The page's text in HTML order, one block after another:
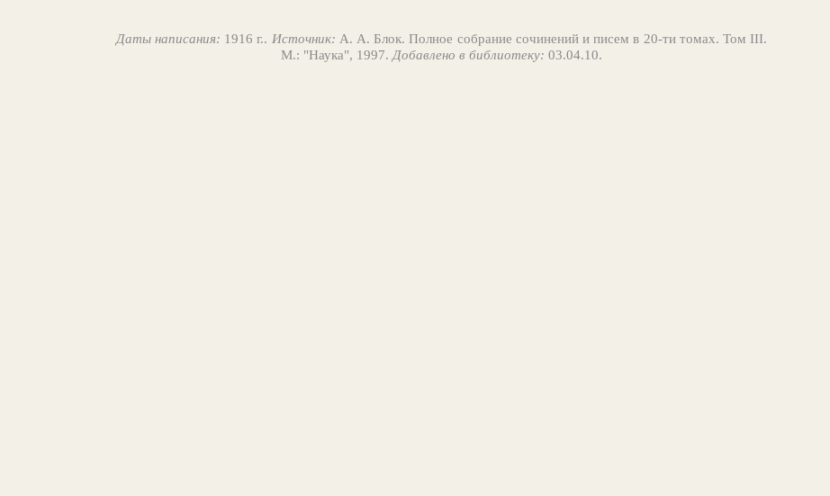
Даты написания: 1916 г.. Источник: А. А. Блок. Полное собрание сочинений и писем в 20-ти томах. Том III.
М.: "Наука", 1997. Добавлено в библиотеку: 03.04.10.